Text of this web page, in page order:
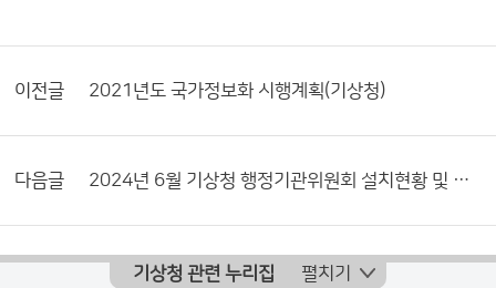
이전글 2021년도 국가정보화 시행계획(기상청)
다음글 2024년 6월 기상청 행정기관위원회 설치현황 및 활동내역서
기상청 관련 누리집 펼치기